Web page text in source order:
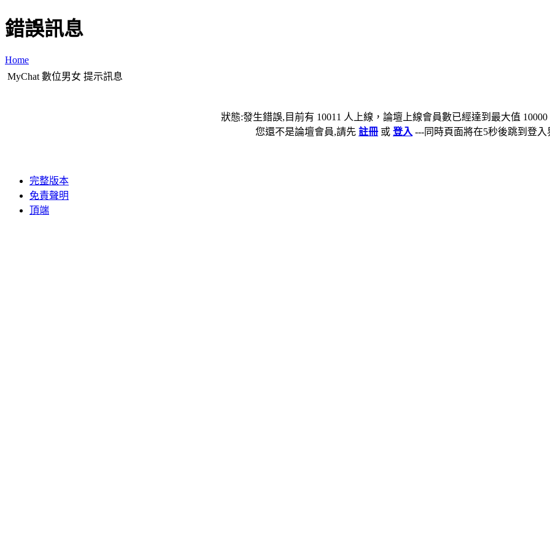
錯誤訊息
Home
MyChat 數位男女 提示訊息
狀態:發生錯誤,目前有 10011 人上線，論壇上線會員數已經達到最大值
您還不是論壇會員,請先 註冊 或 登入 ---同時頁面將在5秒後跳到登入
完整版本
免責聲明
頂端